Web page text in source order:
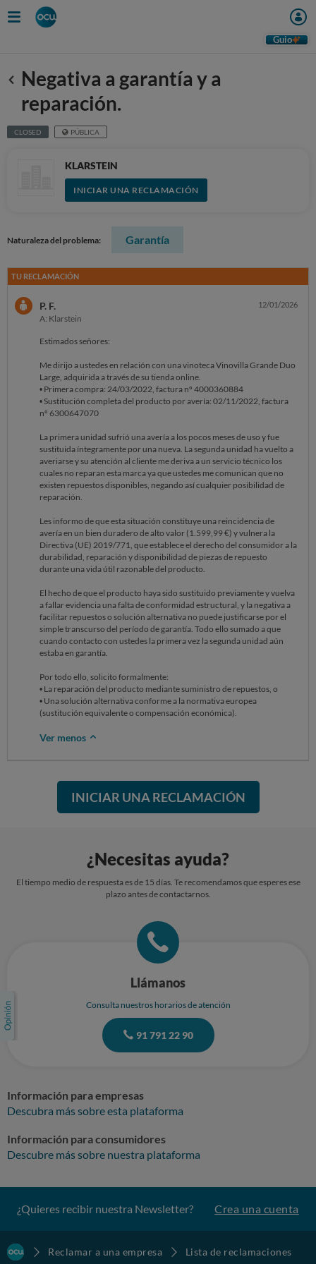
Guio
Anterior
Negativa a garantía y a
reparación.
CLOSED PÚBLICA
KLARSTEIN
INICIAR UNA RECLAMACIÓN
Naturaleza del problema: Garantía
TU RECLAMACIÓN
P. F.
A: Klarstein
12/01/2026
Estimados señores:
Me dirijo a ustedes en relación con una vinoteca Vinovilla Grande Duo
Large, adquirida a través de su tienda online.
• Primera compra: 24/03/2022, factura nº 4000360884
• Sustitución completa del producto por avería: 02/11/2022, factura
nº 6300647070
La primera unidad sufrió una avería a los pocos meses de uso y fue
sustituida íntegramente por una nueva. La segunda unidad ha vuelto a
averiarse y su atención al cliente me deriva a un servicio técnico los
cuales no reparan esta marca ya que ustedes me comunican que no
existen repuestos disponibles, negando así cualquier posibilidad de
reparación.
Les informo de que esta situación constituye una reincidencia de
avería en un bien duradero de alto valor (1.599,99 €) y vulnera la
Directiva (UE) 2019/771, que establece el derecho del consumidor a la
durabilidad, reparación y disponibilidad de piezas de repuesto
durante una vida útil razonable del producto.
El hecho de que el producto haya sido sustituido previamente y vuelva
a fallar evidencia una falta de conformidad estructural, y la negativa a
facilitar repuestos o solución alternativa no puede justificarse por el
simple transcurso del período de garantía. Todo ello sumado a que
cuando contacto con ustedes la primera vez la segunda unidad aún
estaba en garantía.
Por todo ello, solicito formalmente:
• La reparación del producto mediante suministro de repuestos, o
• Una solución alternativa conforme a la normativa europea
(sustitución equivalente o compensación económica).
Ver menos
INICIAR UNA RECLAMACIÓN
¿Necesitas ayuda?
El tiempo medio de respuesta es de 15 días. Te recomendamos que esperes ese
plazo antes de contactarnos.
Llámanos
Consulta nuestros horarios de atención
91 791 22 90
Información para empresas
Descubra más sobre esta plataforma
Información para consumidores
Descubre más sobre nuestra plataforma
¿Quieres recibir nuestra Newsletter? Crea una cuenta
Reclamar a una empresa
Lista de reclamaciones